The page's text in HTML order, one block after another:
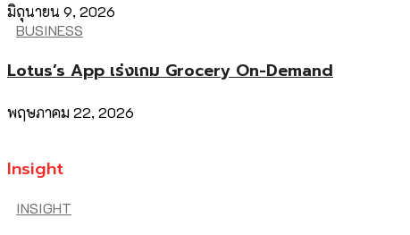
มิถุนายน 9, 2026
BUSINESS
Lotus’s App เร่งเกม Grocery On-Demand
พฤษภาคม 22, 2026
Insight
INSIGHT